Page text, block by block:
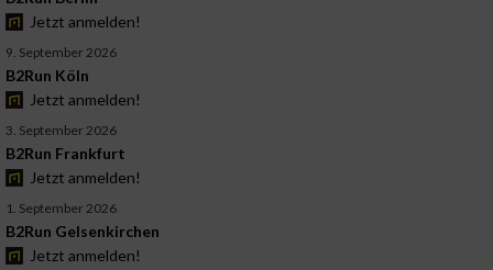
Jetzt anmelden!
9. September 2026
B2Run Köln
Jetzt anmelden!
3. September 2026
B2Run Frankfurt
Jetzt anmelden!
1. September 2026
B2Run Gelsenkirchen
Jetzt anmelden!